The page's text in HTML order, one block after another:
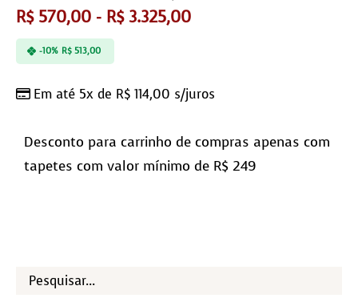
R$570,00 - R$3.325,00
Em até 5x de R$ 114,00 s/juros
-10% R$513,00
Desconto para carrinho de compras apenas com
tapetes com valor mínimo de R$ 249